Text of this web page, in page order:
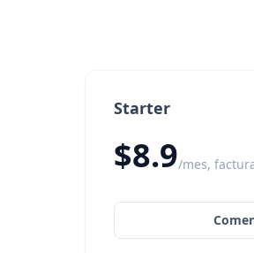
Starter
$8.9/mes,